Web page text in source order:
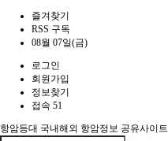
즐겨찾기
RSS 구독
08월 07일(금)
로그인
회원가입
정보찾기
접속 51
항암등대 국내해외 항암정보 공유사이트